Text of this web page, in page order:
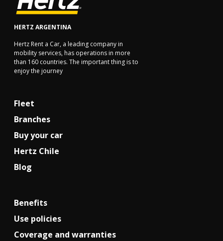
HERTZ ARGENTINA
Hertz Rent a Car, a leading company in
mobility services, has operations in more
than 160 countries. The important thing is to
enjoy the journey
Fleet
Branches
Buy your car
Hertz Chile
Blog
Benefits
Use policies
Coverage and warranties